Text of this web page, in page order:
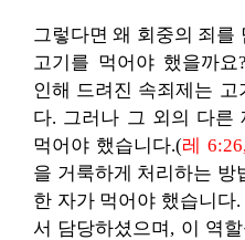
그렇다면 왜 회중의 죄를
고기를 먹어야 했을까
인해 드려진 속죄제는
다. 그러나 그 외의 다른
먹어야 했습니다.(레
을 거룩하게 처리하는 방
한 자가 먹어야 했습니다
서 담당하셨으며, 이 역